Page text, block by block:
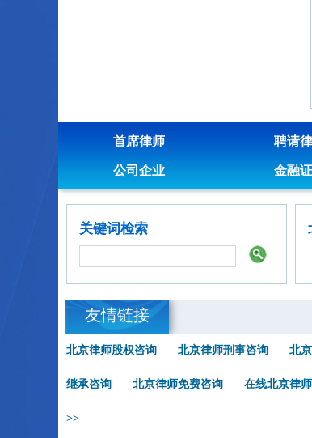
首席律师 聘请
公司企业 金融
关键词检索
友情链接
北京律师股权咨询 北京律师刑事咨询 北
继承咨询 北京律师免费咨询 在线北京律
>>